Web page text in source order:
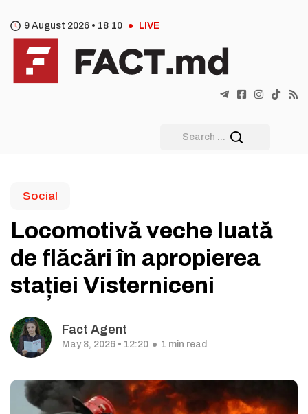
9 August 2026 • 18 10 LIVE
Social
Locomotivă veche luată
de flăcări în apropierea
stației Visterniceni
Fact Agent
May 8, 2026 • 12:20 1 min read